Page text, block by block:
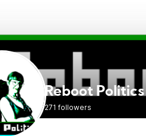
Reboot Politics
271 followers